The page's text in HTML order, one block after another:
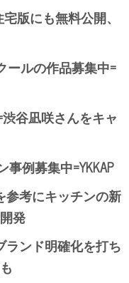
版にも無料公開、
ールの作品募集中=
谷凪咲さんをキャ
例募集中=YKKAP
考にキッチンの新
発
ンド明確化を打ち